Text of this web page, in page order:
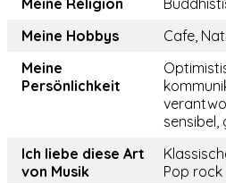
Meine Religion
Meine Hobbys
Cafe,
Meine
Persönlichkeit
sensibel,
Ich liebe diese Art
von Musik
Pop rock